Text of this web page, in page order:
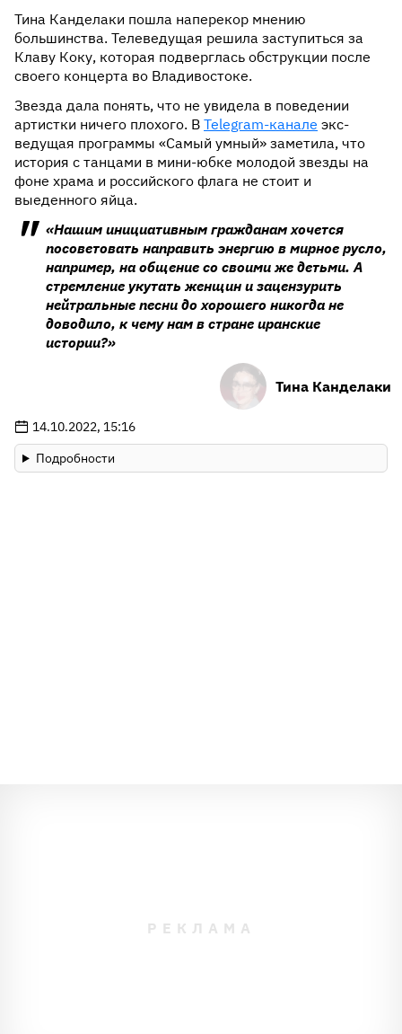
Тина Канделаки пошла наперекор мнению
большинства. Телеведущая решила заступиться за
Клаву Коку, которая подверглась обструкции после
своего концерта во Владивостоке.
Звезда дала понять, что не увидела в поведении
артистки ничего плохого. В Telegram-канале экс-
ведущая программы «Самый умный» заметила, что
история с танцами в мини-юбке молодой звезды на
фоне храма и российского флага не стоит и
выеденного яйца.
«Нашим инициативным гражданам хочется
посоветовать направить энергию в мирное русло,
например, на общение со своими же детьми. А
стремление укутать женщин и зацензурить
нейтральные песни до хорошего никогда не
доводило, к чему нам в стране иранские
истории?»
Тина Канделаки
14.10.2022, 15:16
Подробности